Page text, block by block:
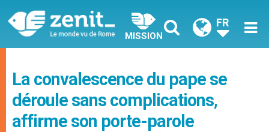
MISSION
FR
La convalescence du pape se
déroule sans complications,
affirme son porte-parole